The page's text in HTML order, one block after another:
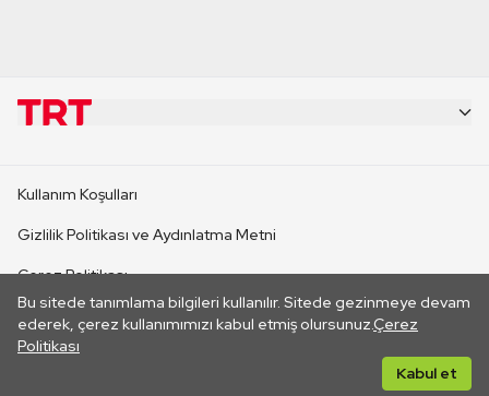
Bu sitede tanımlama bilgileri kullanılır. Sitede gezinmeye devam
ederek, çerez kullanımımızı kabul etmiş olursunuz.Çerez
Politikası
Kabul et
CANLI YAYINLAR
Kullanım Koşulları
Gizlilik Politikası ve Aydınlatma Metni
Çerez Politikası
İletişim
Her hakkı saklıdır. ©2026 TRT. Bağlantı yoluyla gidilen dış